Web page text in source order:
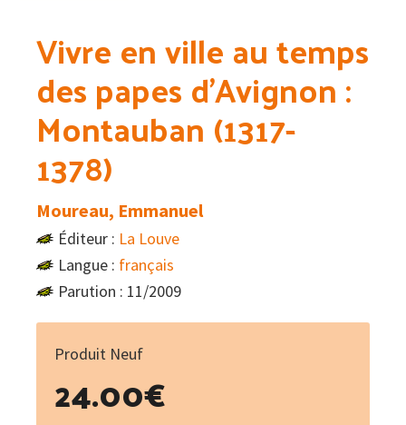
Vivre en ville au temps
des papes d’Avignon :
Montauban (1317-
1378)
Moureau, Emmanuel
Éditeur : La Louve
Langue : français
Parution : 11/2009
Produit Neuf
24.00€